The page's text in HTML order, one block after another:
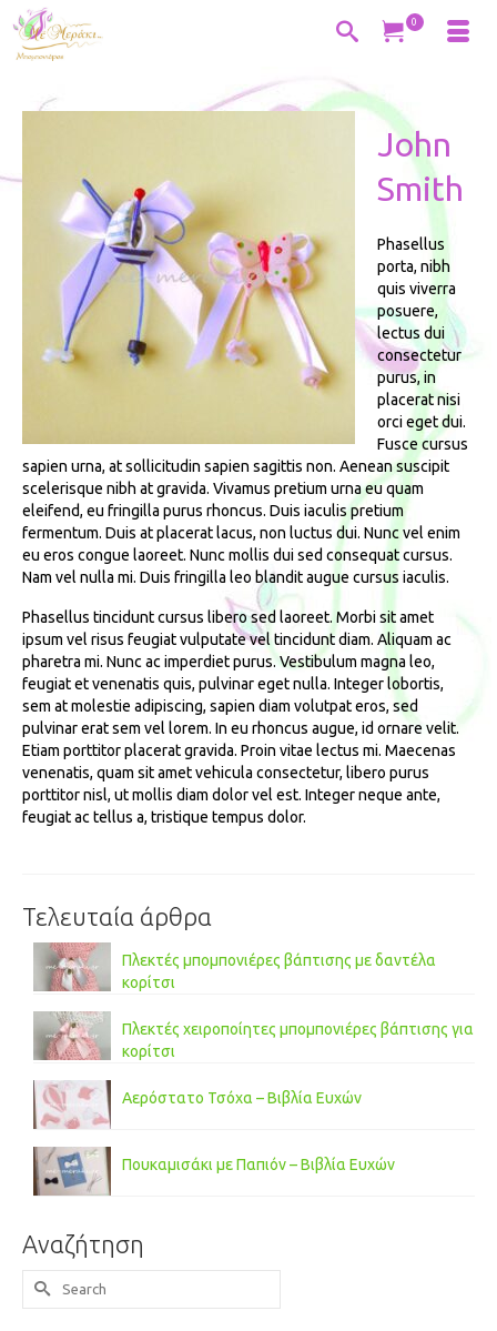
0
John
Smith
Phasellus
porta, nibh
quis viverra
posuere,
lectus dui
consectetur
purus, in
placerat nisi
orci eget dui.
Fusce cursus
sapien urna, at sollicitudin sapien sagittis non. Aenean suscipit
scelerisque nibh at gravida. Vivamus pretium urna eu quam
eleifend, eu fringilla purus rhoncus. Duis iaculis pretium
fermentum. Duis at placerat lacus, non luctus dui. Nunc vel enim
eu eros congue laoreet. Nunc mollis dui sed consequat cursus.
Nam vel nulla mi. Duis fringilla leo blandit augue cursus iaculis.
Phasellus tincidunt cursus libero sed laoreet. Morbi sit amet
ipsum vel risus feugiat vulputate vel tincidunt diam. Aliquam ac
pharetra mi. Nunc ac imperdiet purus. Vestibulum magna leo,
feugiat et venenatis quis, pulvinar eget nulla. Integer lobortis,
sem at molestie adipiscing, sapien diam volutpat eros, sed
pulvinar erat sem vel lorem. In eu rhoncus augue, id ornare velit.
Etiam porttitor placerat gravida. Proin vitae lectus mi. Maecenas
venenatis, quam sit amet vehicula consectetur, libero purus
porttitor nisl, ut mollis diam dolor vel est. Integer neque ante,
feugiat ac tellus a, tristique tempus dolor.
Τελευταία άρθρα
Πλεκτές μπομπονιέρες βάπτισης με δαντέλα
κορίτσι
Πλεκτές χειροποίητες μπομπονιέρες βάπτισης για
κορίτσι
Αερόστατο Τσόχα – Βιβλία Ευχών
Πουκαμισάκι με Παπιόν – Βιβλία Ευχών
Αναζήτηση
Search